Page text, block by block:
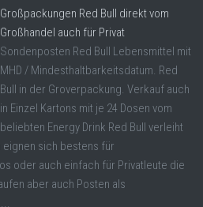
Großpackungen Red Bull direkt vom
Großhandel auch für Privat
Sondenposten Red Bull Lebensmittel mit
MHD / Mindesthaltbarkeitsdatum. Red
Bull in der Groverpackung. Verkauf auch
in Einzel Kartons mit je 24 Dosen vom
beliebten Energy Drink Red Bull verleiht
eignen sich bestens für
oder auch einfach für Privatleute die
aber auch Posten als